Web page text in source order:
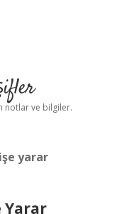
notlar ve bilgiler.
yarar
Yarar